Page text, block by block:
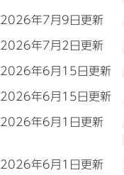
2026年7月9日更新
2026年7月2日更新
2026年6月15日更新
2026年6月15日更新
2026年6月1日更新
2026年6月1日更新